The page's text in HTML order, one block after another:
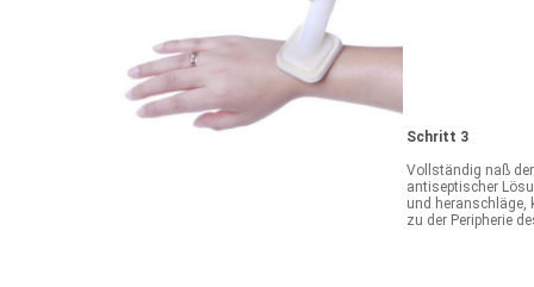
Schritt 3
Vollständig naß
antiseptischer
und heranschläge,
zu der Peripherie